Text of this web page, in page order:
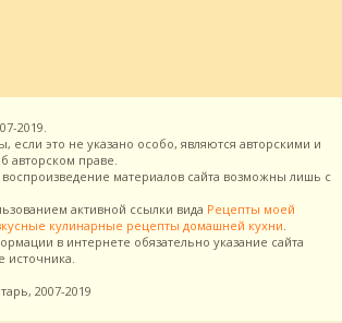
2019.
если это не указано особо, являются авторскими и
авторском праве.
материалов сайта возможны лишь с
активной ссылки вида Рецепты моей
кулинарные рецепты домашней кухни.
в интернете обязательно указание сайта
источника.
2007-2019